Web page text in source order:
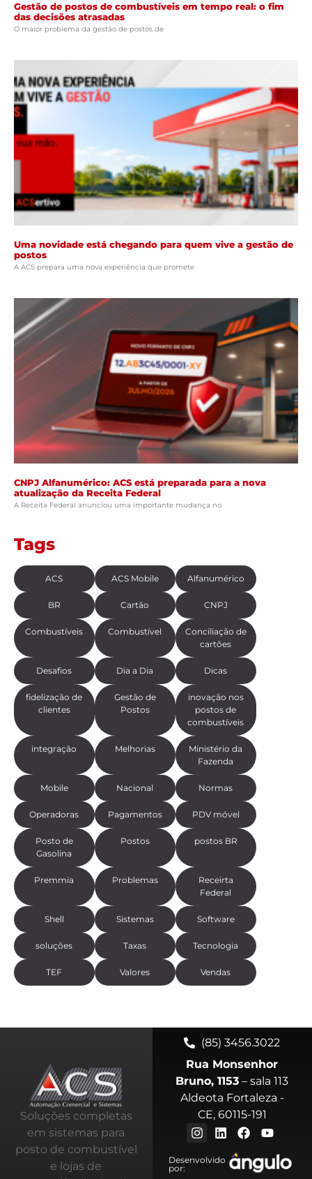
Gestão de postos de combustíveis em tempo real: o fim
das decisões atrasadas
O maior problema da gestão de postos de
Uma novidade está chegando para quem vive a gestão de
postos
A ACS prepara uma nova experiência que promete
CNPJ Alfanumérico: ACS está preparada para a nova
atualização da Receita Federal
A Receita Federal anunciou uma importante mudança no
Tags
ACS ACS Mobile Alfanumérico
BR Cartão CNPJ
Combustíveis Combustível
Conciliação de
cartões
Desafios Dia a Dia Dicas
fidelização de
clientes
Gestão de
Postos
inovação nos
postos de
combustíveis
integração Melhorias
Ministério da
Fazenda
Mobile Nacional Normas
Operadoras Pagamentos PDV móvel
Posto de
Gasolina
Postos postos BR
Premmia Problemas
Receirta
Federal
Shell Sistemas Software
soluções Taxas Tecnologia
TEF Valores Vendas
Soluções completas
em sistemas para
posto de combustível
e lojas de
(85) 3456.3022
Rua Monsenhor
Bruno, 1153 – sala 113
Aldeota Fortaleza -
CE, 60115-191
Desenvolvido
por: